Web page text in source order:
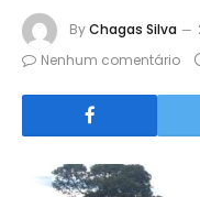
ByChagas Silva
Nenhum comentário